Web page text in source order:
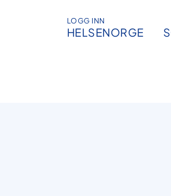
LOGG INN
HELSENORGE